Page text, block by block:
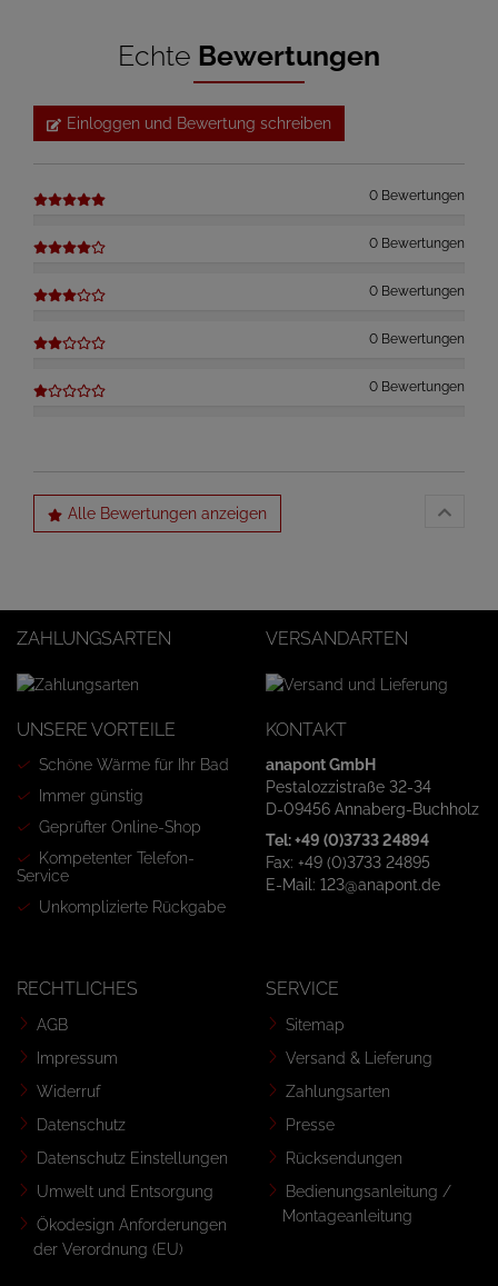
Echte Bewertungen
Einloggen und Bewertung schreiben
0 Bewertungen
0 Bewertungen
0 Bewertungen
0 Bewertungen
0 Bewertungen
Alle Bewertungen anzeigen
ZAHLUNGSARTEN VERSANDARTEN
UNSERE VORTEILE
Schöne Wärme für Ihr Bad
Immer günstig
Geprüfter Online-Shop
Kompetenter Telefon-
Service
Unkomplizierte Rückgabe
KONTAKT
anapont GmbH
Pestalozzistraße 32-34
D-09456 Annaberg-Buchholz
Tel: +49 (0)3733 24894
Fax: +49 (0)3733 24895
E-Mail: 123@anapont.de
RECHTLICHES
AGB
Impressum
Widerruf
Datenschutz
Datenschutz Einstellungen
Umwelt und Entsorgung
Ökodesign Anforderungen
der Verordnung (EU)
SERVICE
Sitemap
Versand & Lieferung
Zahlungsarten
Presse
Rücksendungen
Bedienungsanleitung /
Montageanleitung